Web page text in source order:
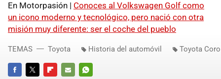
En Motorpasión | Conoces al Volkswagen Golf como
un icono moderno y tecnológico, pero nació con otra
misión muy diferente: ser el coche del pueblo
TEMAS Toyota Historia del automóvil Toyota